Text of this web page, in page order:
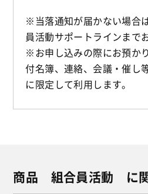
※当落通知が届かない場合
員活動サポートラインまで
※お申し込みの際にお預か
付名簿、連絡、会議・催し
に限定して利用します。
商品 組合員活動 に